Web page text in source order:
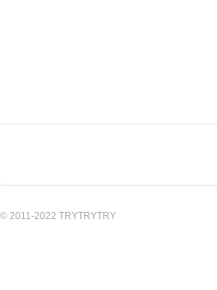
© 2011-2022 TRYTRYTRY